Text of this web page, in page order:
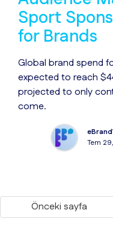
Sport
for Brands
Global brand spend
expected to reach
projected to only
come.
Tem
Önceki sayfa